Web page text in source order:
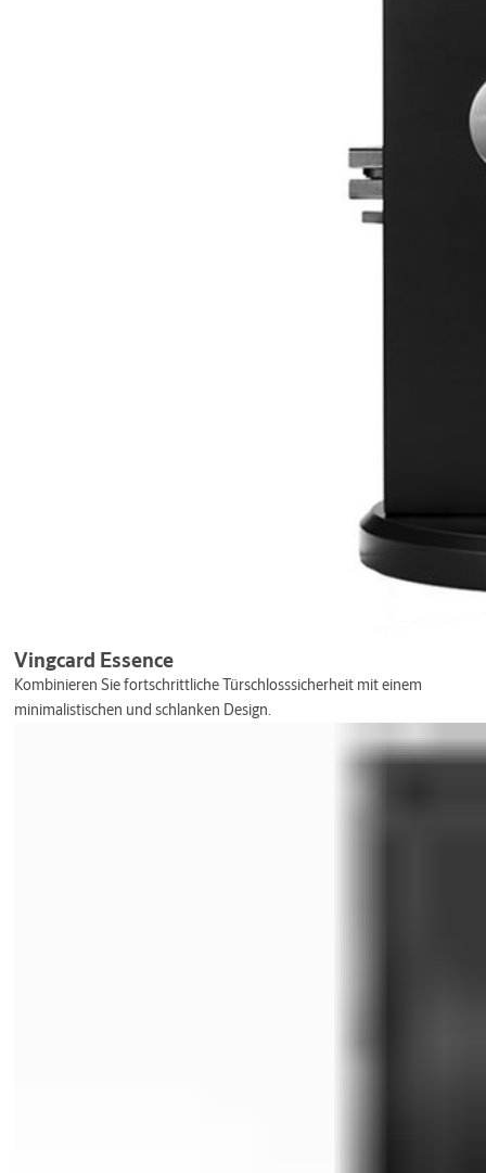
Vingcard Essence
Kombinieren Sie fortschrittliche Türschlosssicherheit mit einem
minimalistischen und schlanken Design.